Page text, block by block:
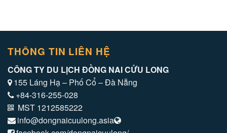
THÔNG TIN LIÊN HỆ
CÔNG TY DU LỊCH ĐỒNG NAI CỬU LONG
155 Láng Hạ – Phố Cổ – Đà Nẵng
+84-316-255-028
MST 1212585222
info@dongnaicuulong.asia